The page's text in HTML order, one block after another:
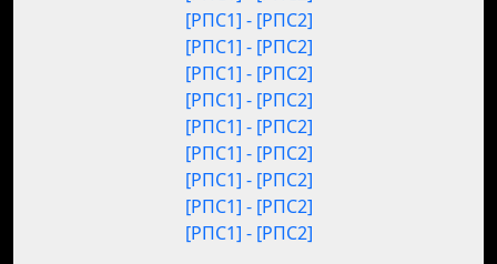
[РПС1] - [РПС2]
[РПС1] - [РПС2]
[РПС1] - [РПС2]
[РПС1] - [РПС2]
[РПС1] - [РПС2]
[РПС1] - [РПС2]
[РПС1] - [РПС2]
[РПС1] - [РПС2]
[РПС1] - [РПС2]